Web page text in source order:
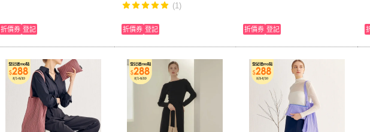
折價券 登記
(1)
折價券 登記 折價券 登記